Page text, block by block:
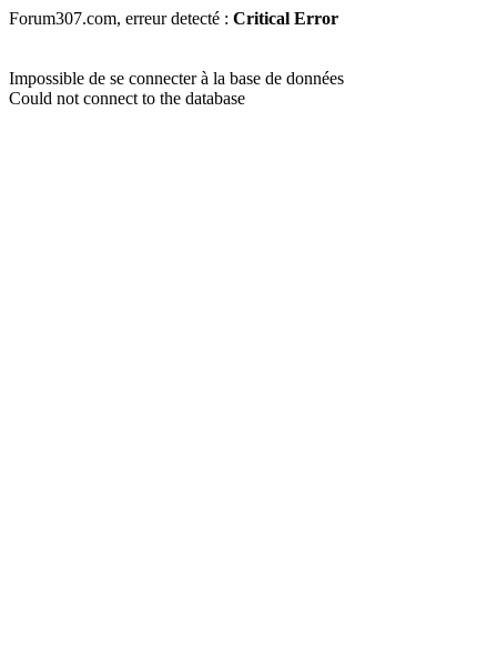
Forum307.com, erreur detecté : Critical Error
Impossible de se connecter à la base de données
Could not connect to the database